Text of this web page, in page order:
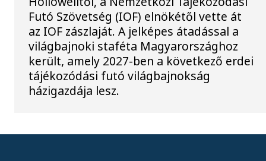
Futó Szövetség (IOF) elnökétől vette át
az IOF zászlaját. A jelképes átadással a
világbajnoki staféta Magyarországhoz
került, amely 2027-ben a következő erdei
tájékozódási futó világbajnokság
házigazdája lesz.